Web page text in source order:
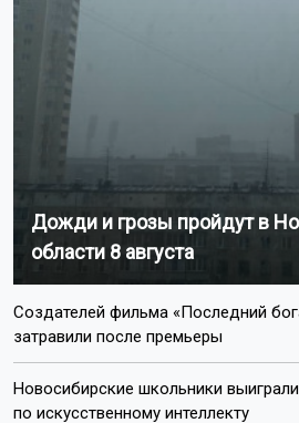
Дожди и грозы пройдут в
области 8 августа
Создателей фильма «Последний
затравили после премьеры
Новосибирские школьники
по искусственному интеллекту